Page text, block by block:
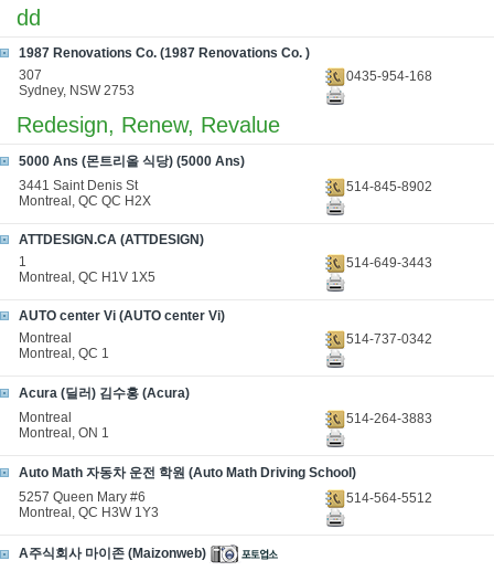
dd
1987 Renovations Co. (1987 Renovations Co. )
307
Sydney, NSW 2753
0435-954-168
Redesign, Renew, Revalue
5000 Ans (몬트리올 식당) (5000 Ans)
3441 Saint Denis St
Montreal, QC QC H2X
514-845-8902
ATTDESIGN.CA (ATTDESIGN)
1
Montreal, QC H1V 1X5
514-649-3443
AUTO center Vi (AUTO center Vi)
Montreal
Montreal, QC 1
514-737-0342
Acura (딜러) 김수홍 (Acura)
Montreal
Montreal, ON 1
514-264-3883
Auto Math 자동차 운전 학원 (Auto Math Driving School)
5257 Queen Mary #6
Montreal, QC H3W 1Y3
514-564-5512
A주식회사 마이존 (Maizonweb)